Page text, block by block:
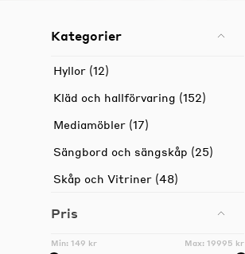
Möbelvård
Möbel och textilvård
Kategorier
Hyllor (12)
Kläd och hallförvaring (152)
Mediamöbler (17)
Sängbord och sängskåp (25)
Skåp och Vitriner (48)
Pris
Min: 149 kr Max: 19995 kr